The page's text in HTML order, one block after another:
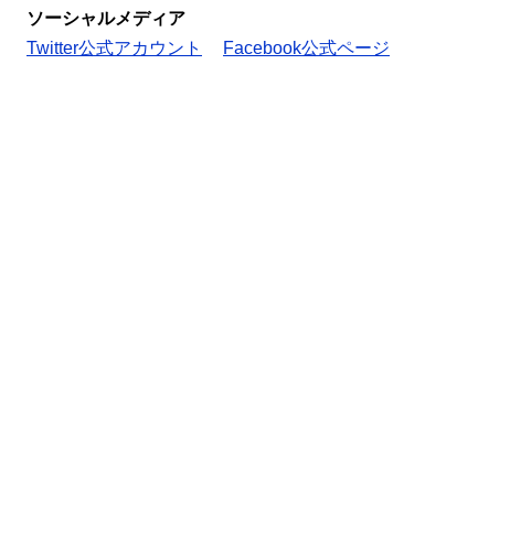
ソーシャルメディア
Twitter公式アカウント
Facebook公式ページ